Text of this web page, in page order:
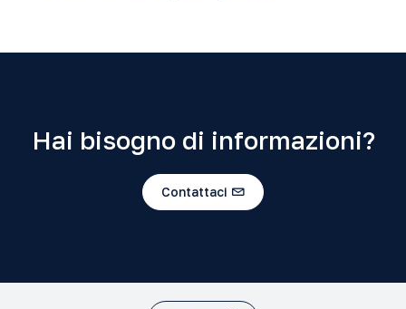
Hai bisogno di informazioni?
Contattaci